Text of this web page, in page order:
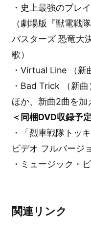
・史上最強のブレ
（劇場版『獣電戦
バスターズ 恐竜大
歌）
・Virtual Line （新
・Bad Trick （新曲
ほか、新曲2曲を加
＜同梱DVD収録予
・「烈車戦隊トッ
ビデオ フルバージ
・ミュージック・
関連リンク